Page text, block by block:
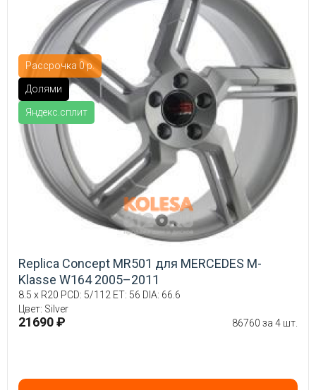
Рассрочка 0 р.
Долями
Яндекс.сплит
Replica Concept MR501 для MERCEDES M-
Klasse W164 2005–2011
8.5 x R20 PCD: 5/112 ET: 56 DIA: 66.6
Цвет: Silver
21690 ₽ 86760 за 4 шт.